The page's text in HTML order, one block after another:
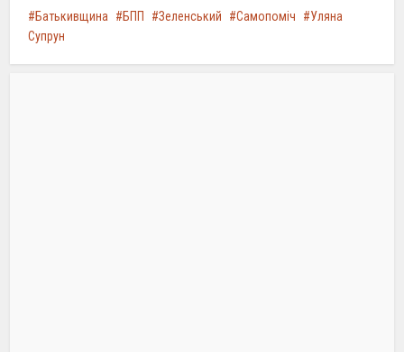
Батькивщина БПП Зеленський Самопоміч
Уляна
Супрун